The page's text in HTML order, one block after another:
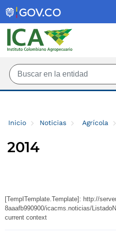
Inicio Noticias Agrícola
2014
[TempITemplate.Template]: http://
8aaafb990900/icacms.noticias/
current context